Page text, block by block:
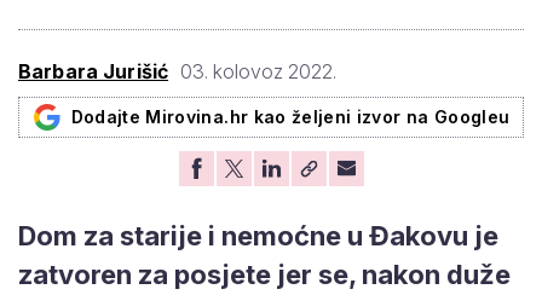
Barbara Jurišić 03. kolovoz 2022.
Dodajte Mirovina.hr kao željeni izvor na Googleu
Dom za starije i nemoćne u Đakovu je
zatvoren za posjete jer se, nakon duže